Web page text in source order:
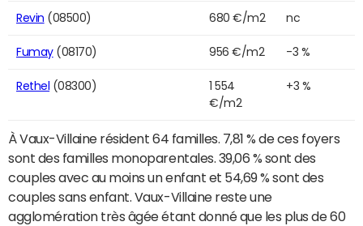
Revin (08500) 680 €/m2 nc
Fumay(08170) 956 €/m2 -3 %
Rethel (08300)
1 554
€/m2
+3 %
À Vaux-Villaine résident 64 familles. 7,81 % de ces foyers
sont des familles monoparentales. 39,06 % sont des
couples avec au moins un enfant et 54,69 % sont des
couples sans enfant. Vaux-Villaine reste une
agglomération très âgée étant donné que les plus de 60